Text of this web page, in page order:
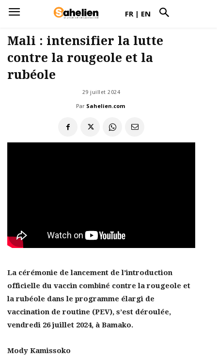
FR | EN
Mali : intensifier la lutte
contre la rougeole et la
rubéole
29 juillet 2024
Par Sahelien.com
La cérémonie de lancement de l’introduction
officielle du vaccin combiné contre la rougeole et
la rubéole dans le programme élargi de
vaccination de routine (PEV), s’est déroulée,
vendredi 26 juillet 2024, à Bamako.
Mody Kamissoko